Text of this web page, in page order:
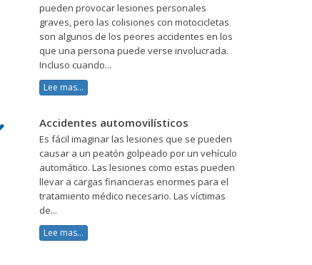
pueden provocar lesiones personales
graves, pero las colisiones con motocicletas
son algunos de los peores accidentes en los
que una persona puede verse involucrada.
Incluso cuando...
Lee mas...
Accidentes automovilísticos
Es fácil imaginar las lesiones que se pueden
causar a un peatón golpeado por un vehículo
automático. Las lesiones como estas pueden
llevar a cargas financieras enormes para el
tratamiento médico necesario. Las víctimas
de...
Lee mas...